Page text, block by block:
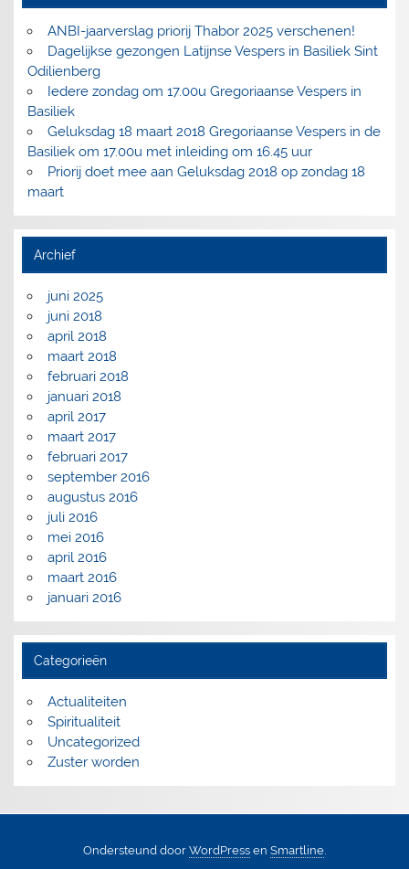
ANBI-jaarverslag priorij Thabor 2025 verschenen!
Dagelijkse gezongen Latijnse Vespers in Basiliek Sint
Odilienberg
Iedere zondag om 17.00u Gregoriaanse Vespers in
Basiliek
Geluksdag 18 maart 2018 Gregoriaanse Vespers in de
Basiliek om 17.00u met inleiding om 16.45 uur
Priorij doet mee aan Geluksdag 2018 op zondag 18
maart
Archief
juni 2025
juni 2018
april 2018
maart 2018
februari 2018
januari 2018
april 2017
maart 2017
februari 2017
september 2016
augustus 2016
juli 2016
mei 2016
april 2016
maart 2016
januari 2016
Categorieën
Actualiteiten
Spiritualiteit
Uncategorized
Zuster worden
Ondersteund door WordPress en Smartline